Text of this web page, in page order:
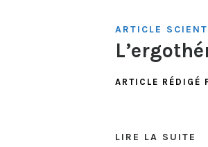
ARTICLE
ARTICLE RÉDIGÉ
LIRE LA SUITE